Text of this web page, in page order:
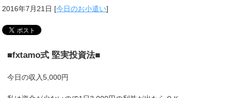
2016年7月21日 [今日のお小遣い]
■fxtamo式 堅実投資法■
今日の収入5,000円